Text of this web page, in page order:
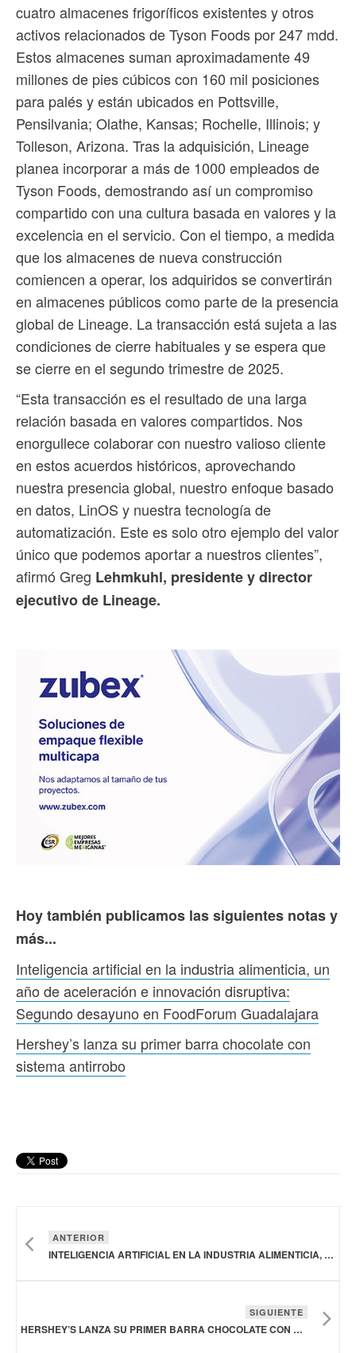
cuatro almacenes frigoríficos existentes y otros
activos relacionados de Tyson Foods por 247 mdd.
Estos almacenes suman aproximadamente 49
millones de pies cúbicos con 160 mil posiciones
para palés y están ubicados en Pottsville,
Pensilvania; Olathe, Kansas; Rochelle, Illinois; y
Tolleson, Arizona. Tras la adquisición, Lineage
planea incorporar a más de 1000 empleados de
Tyson Foods, demostrando así un compromiso
compartido con una cultura basada en valores y la
excelencia en el servicio. Con el tiempo, a medida
que los almacenes de nueva construcción
comiencen a operar, los adquiridos se convertirán
en almacenes públicos como parte de la presencia
global de Lineage. La transacción está sujeta a las
condiciones de cierre habituales y se espera que
se cierre en el segundo trimestre de 2025.
“Esta transacción es el resultado de una larga
relación basada en valores compartidos. Nos
enorgullece colaborar con nuestro valioso cliente
en estos acuerdos históricos, aprovechando
nuestra presencia global, nuestro enfoque basado
en datos, LinOS y nuestra tecnología de
automatización. Este es solo otro ejemplo del valor
único que podemos aportar a nuestros clientes”,
afirmó Greg Lehmkuhl, presidente y director
ejecutivo de Lineage.
Hoy también publicamos las siguientes notas y
más...
Inteligencia artificial en la industria alimenticia, un
año de aceleración e innovación disruptiva:
Segundo desayuno en FoodForum Guadalajara
Hershey’s lanza su primer barra chocolate con
sistema antirrobo
ANTERIOR
INTELIGENCIA ARTIFICIAL EN LA INDUSTRIA ALIMENTICIA, UN AÑO DE ACELERACIÓN E INNOVACIÓN DISRUPTIVA: SEGUNDO DESAYUNO EN FOODFORUM GUADALAJARA
SIGUIENTE
HERSHEY’S LANZA SU PRIMER BARRA CHOCOLATE CON SISTEMA ANTIRROBO